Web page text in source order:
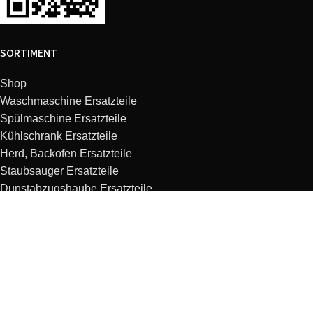
SORTIMENT
Shop
Waschmaschine Ersatzteile
Spülmaschine Ersatzteile
Kühlschrank Ersatzteile
Herd, Backofen Ersatzteile
Staubsauger Ersatzteile
Dunstabzugshaube Ersatzteile